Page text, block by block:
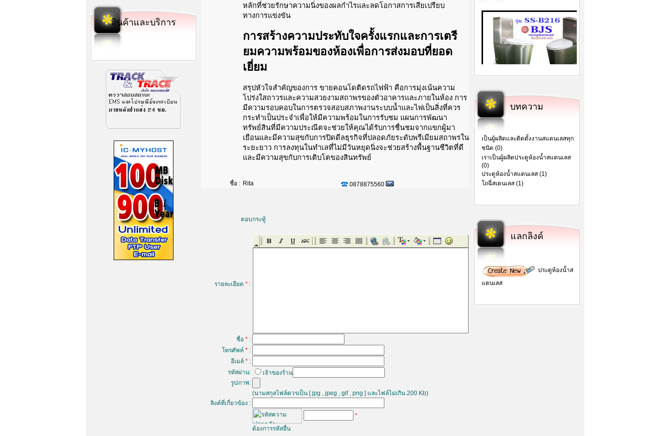
สินค้าและบริการ
หลักที่ช่วยรักษาความนิ่งของผลกำไรและลดโอกาสการเสียเปรียบ
ทางการแข่งขัน
การสร้างความประทับใจครั้งแรกและการเตรี
ยมความพร้อมของห้องเพื่อการส่งมอบที่ยอด
เยี่ยม
สรุปหัวใจสำคัญของการ ขายคอนโดติดรถไฟฟ้า คือการมุ่งเน้นความ
โปร่งใสถาวรและความสวยงามสถาพรของตัวอาคารและภายในห้อง การ
มีความรอบคอบในการตรวจสอบสภาพงานระบบน้ำและไฟเป็นสิ่งที่ควร
กระทำเป็นประจำเพื่อให้มีความพร้อมในการรับชม แผนการพัฒนา
ทรัพย์สินที่มีความประณีตจะช่วยให้คุณได้รับการชื่นชมจากแขกผู้มา
เยือนและมีความสุขกับการปิดดีลธุรกิจที่ปลอดภัยระดับพรีเมียมสถาพรใน
ระยะยาว การลงทุนในทำเลที่ไม่มีวันหยุดนิ่งจะช่วยสร้างพื้นฐานชีวิตที่ดี
และมีความสุขกับการเติบโตของสินทรัพย์
ชื่อ : Rita 0878875560
ตอบกระทู้
รายละเอียด * :
ชื่อ * :
โทรศัพท์ * :
อีเมล์ * :
รหัสผ่าน:
เจ้าของร้าน
รูปภาพ:
(นามสกุลไฟล์ควรเป็น [ jpg , jpeg , gif , png ] และไฟล์ไม่เกิน 200 Kb)
ลิงค์ที่เกี่ยวข้อง :
*
ต้องการรหัสอื่น
บทความ
เป็นผู้ผลิตและติดตั้งงานสแตนเลสทุก
ชนิด (0)
เราเป็นผู้ผลิตประตูห้องน้ำสแตนเลส
(0)
ประตูห้องน้ำสแตนเลส (1)
โถฉี่สเตนเลส (1)
แลกลิงค์
ประตูห้องน้ำส
แตนเลส